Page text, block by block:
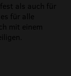
als auch für
für alle
mit einem